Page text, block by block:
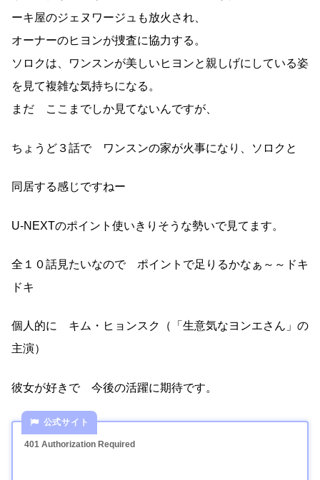
ーキ屋のジェヌワージュも放火され、
オーナーのヒヨンが捜査に協力する。
ソロクは、ワンスンが美しいヒヨンと親しげにしている姿
を見て複雑な気持ちになる。
まだ ここまでしか見てないんですが、
ちょうど３話で ワンスンの家が火事になり、ソロクと
同居する感じですねー
U-NEXTのポイント使いきりそうな勢いで見てます。
全１０話見たいなので ポイントで足りるかなぁ～～ドキ
ドキ
個人的に キム・ヒョンスク（「生意気なヨンエさん」の
主演）
彼女が好きで 今後の活躍に期待です。
401 Authorization Required